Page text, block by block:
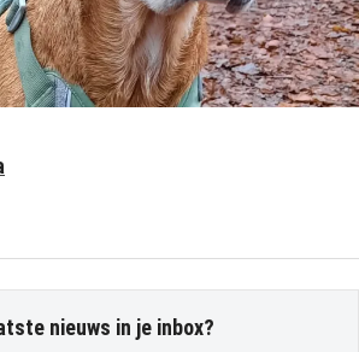
nieuws in je inbox?